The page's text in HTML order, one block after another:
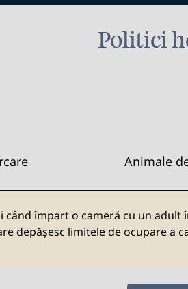
Politici
Animale
când împart o cameră cu un
depășesc limitele de ocupare a